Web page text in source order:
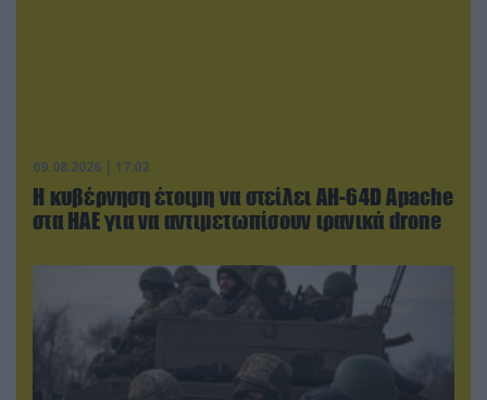
09.08.2026 | 17:02
Η κυβέρνηση έτοιμη να στείλει AH-64D Apache
στα ΗΑΕ για να αντιμετωπίσουν ιρανικά drone